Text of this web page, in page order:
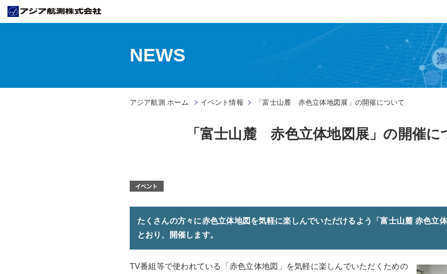
NEWS
アジア航測 ホーム イベント情報 「富士山麓 赤色立体地図展」の開催について
「富士山麓 赤色立体地図展」の開催に
たくさんの方々に赤色立体地図を気軽に楽しんでいただけるよう「富士山麓 赤色立
とおり、開催します。
TV番組等で使われている「赤色立体地図」を気軽に楽しんでいただくための